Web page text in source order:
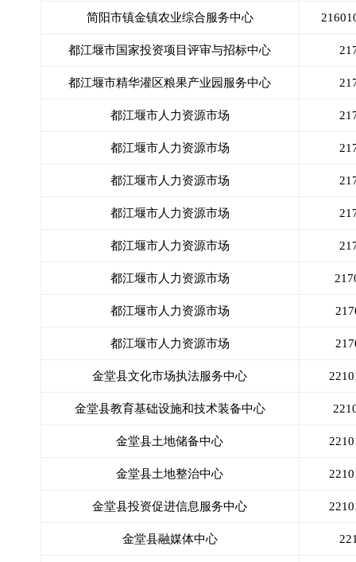
简阳市镇金镇农业综合服务中心
都江堰市国家投资项目评审与招标中心
都江堰市精华灌区粮果产业园服务中心
都江堰市人力资源市场
都江堰市人力资源市场
都江堰市人力资源市场
都江堰市人力资源市场
都江堰市人力资源市场
都江堰市人力资源市场
都江堰市人力资源市场
都江堰市人力资源市场
金堂县文化市场执法服务中心
金堂县教育基础设施和技术装备中心
金堂县土地储备中心
金堂县土地整治中心
金堂县投资促进信息服务中心
金堂县融媒体中心